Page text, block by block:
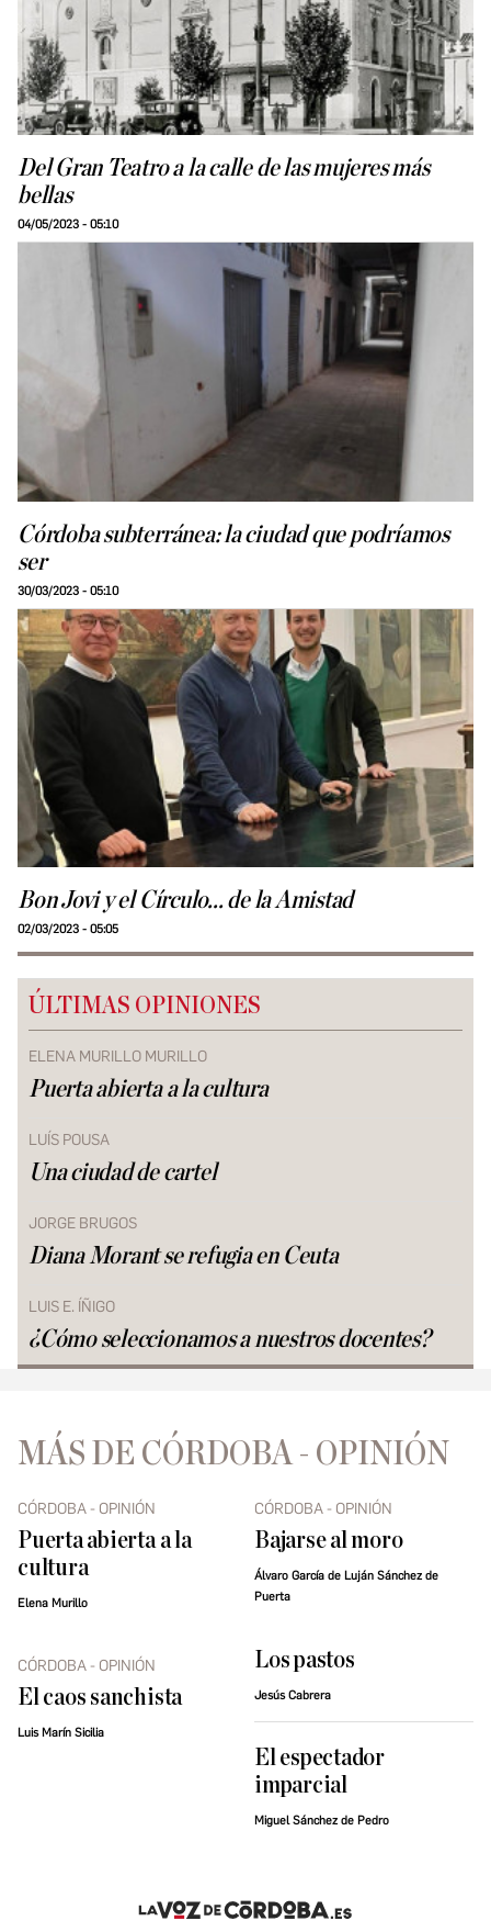
Del Gran Teatro a la calle de las mujeres más
bellas
04/05/2023 - 05:10
Córdoba subterránea: la ciudad que podríamos
ser
30/03/2023 - 05:10
Bon Jovi y el Círculo... de la Amistad
02/03/2023 - 05:05
ÚLTIMAS OPINIONES
ELENA MURILLO MURILLO
Puerta abierta a la cultura
LUÍS POUSA
Una ciudad de cartel
JORGE BRUGOS
Diana Morant se refugia en Ceuta
LUIS E. ÍÑIGO
¿Cómo seleccionamos a nuestros docentes?
MÁS DE CÓRDOBA - OPINIÓN
CÓRDOBA - OPINIÓN
Puerta abierta a la
cultura
Elena Murillo
CÓRDOBA - OPINIÓN
Bajarse al moro
Álvaro García de Luján Sánchez de
Puerta
CÓRDOBA - OPINIÓN
El caos sanchista
Luis Marín Sicilia
Los pastos
Jesús Cabrera
El espectador
imparcial
Miguel Sánchez de Pedro